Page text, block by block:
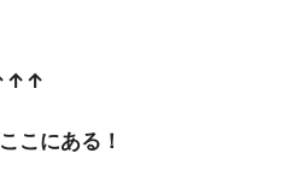
こにある！